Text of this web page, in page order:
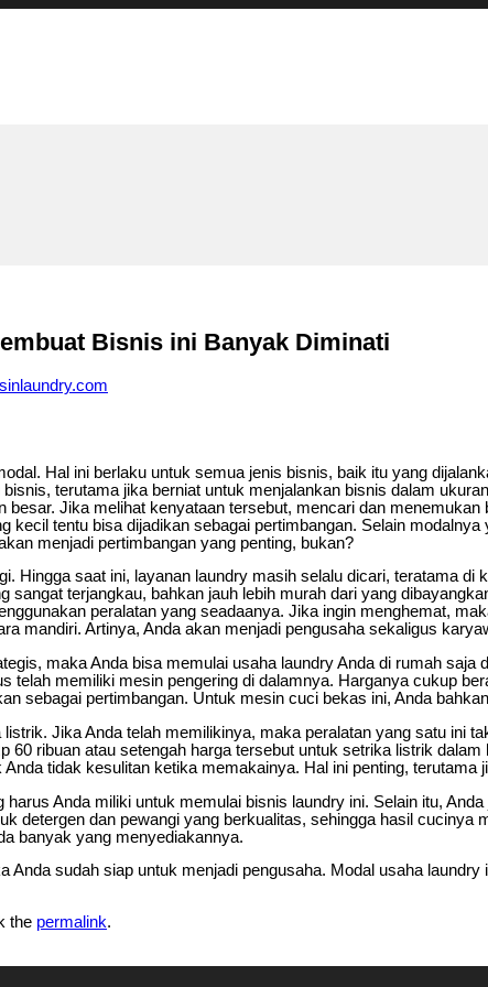
Bisnis ini Banyak Diminati
Hal ini berlaku untuk semua jenis bisnis, baik itu yang
terutama jika berniat untuk menjalankan bisnis dalam
Jika melihat kenyataan tersebut, mencari dan
kecil tentu bisa dijadikan sebagai pertimbangan. Selain
menjadi pertimbangan yang penting, bukan?
Hingga saat ini, layanan laundry masih selalu dicari, teratama
sangat terjangkau, bahkan jauh lebih murah dari yang
peralatan yang seadaanya. Jika ingin menghemat,
mandiri. Artinya, Anda akan menjadi pengusaha sekaligus
maka Anda bisa memulai usaha laundry Anda di rumah
telah memiliki mesin pengering di dalamnya. Harganya cukup
sebagai pertimbangan. Untuk mesin cuci bekas ini, Anda
Jika Anda telah memilikinya, maka peralatan yang satu ini
60 ribuan atau setengah harga tersebut untuk setrika listrik
tidak kesulitan ketika memakainya. Hal ini penting,
Anda miliki untuk memulai bisnis laundry ini. Selain itu,
detergen dan pewangi yang berkualitas, sehingga hasil
banyak yang menyediakannya.
Anda sudah siap untuk menjadi pengusaha. Modal usaha
the permalink.